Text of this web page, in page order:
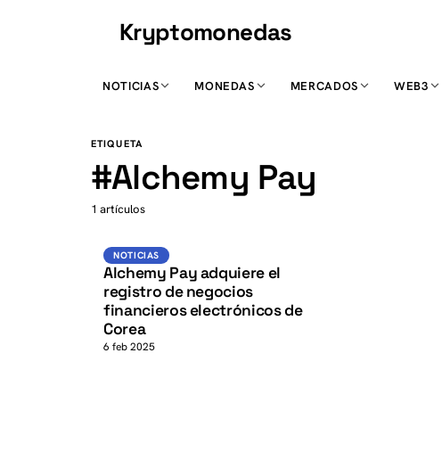
Kryptomonedas
NOTICIAS MONEDAS MERCADOS WEB3
ETIQUETA
#Alchemy Pay
1 artículos K
NOTICIAS
Alchemy Pay adquiere el
registro de negocios
financieros electrónicos de
Corea
6 feb 2025